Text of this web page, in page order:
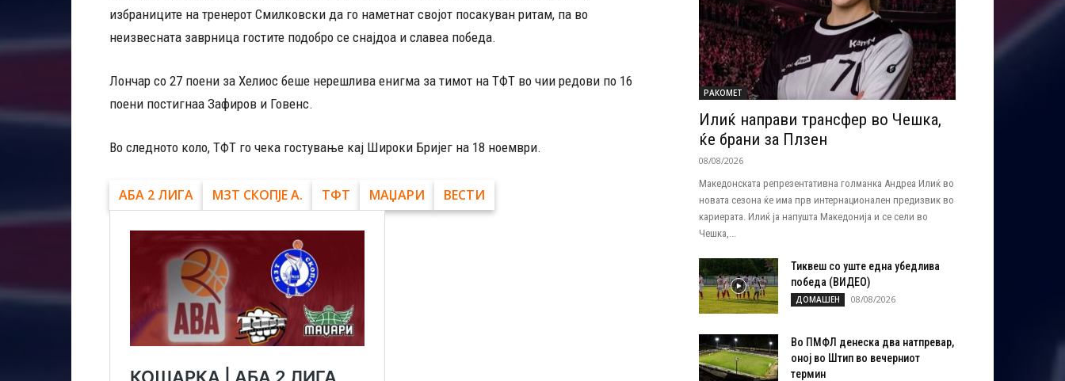
избраниците на тренерот Смилковски да го наметнат својот посакуван ритам, па во
неизвесната заврница гостите подобро се снајдоа и славеа победа.
Лончар со 27 поени за Хелиос беше нерешлива енигма за тимот на ТФТ во чии редови по 16
поени постигнаа Зафиров и Говенс.
Во следното коло, ТФТ го чека гостување кај Широки Бријег на 18 ноември.
АБА 2 ЛИГА МЗТ СКОПЈЕ А. ТФТ МАЏАРИ ВЕСТИ
РАКОМЕТ
Илиќ направи трансфер во Чешка,
ќе брани за Плзен
08/08/2026
Македонската репрезентативна голманка Андреа Илиќ во
новата сезона ќе има прв интернационален предизвик во
кариерата. Илиќ ја напушта Македонија и се сели во
Чешка,...
Тиквеш со уште една убедлива
победа (ВИДЕО)
ДОМАШЕН 08/08/2026
Во ПМФЛ денеска два натпревар,
оној во Штип во вечерниот
термин